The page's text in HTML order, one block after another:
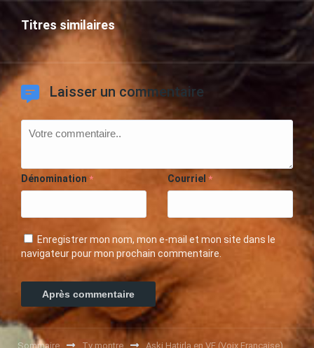
Titres similaires
Laisser un commentaire
Dénomination * Courriel *
Enregistrer mon nom, mon e-mail et mon site dans le
navigateur pour mon prochain commentaire.
Sommaire Tv montre Aski Hatirla en VF (Voix Francaise)